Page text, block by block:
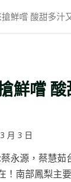
鮮嚐 酸甜多汁
鮮嚐
月 3 日
蔡永源，蔡慧
！南部鳳梨主